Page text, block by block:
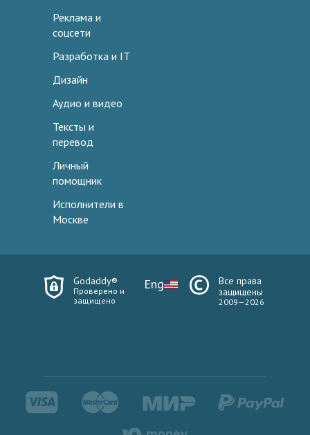
Реклама и
соцсети
Разработка и IT
Дизайн
Аудио и видео
Тексты и
перевод
Личный
помощник
Исполнители в
Москве
Godaddy®
Проверено и
защищено
Eng
Все права
защищены
2009—2026